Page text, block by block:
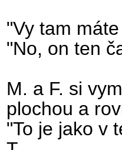
"Vy tam
"No, on ten
M. a F. si
plochou a
"To je jako v